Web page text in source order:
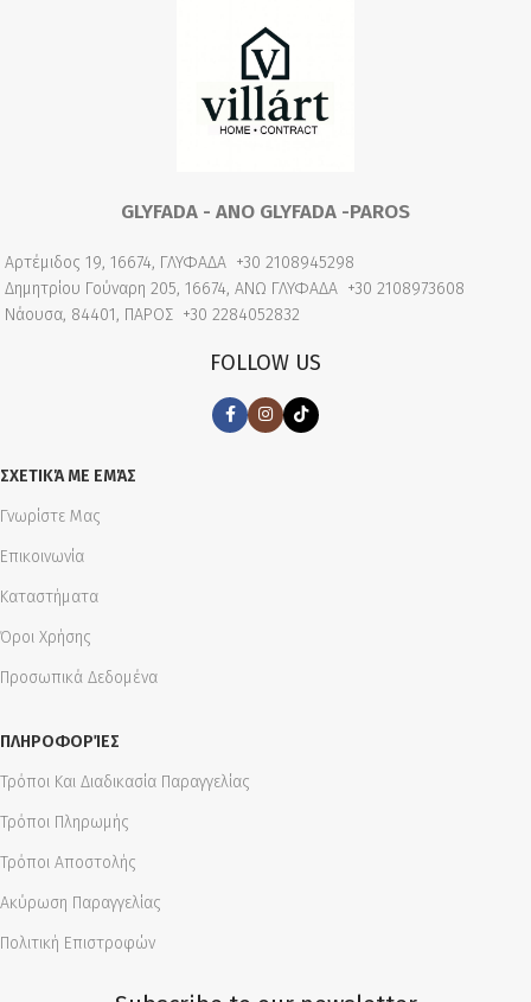
GLYFADA - ANO GLYFADA -PAROS
Αρτέμιδος 19, 16674, ΓΛΥΦΑΔΑ +30 2108945298
Δημητρίου Γούναρη 205, 16674, ΑΝΩ ΓΛΥΦΑΔΑ +30 2108973608
Νάουσα, 84401, ΠΑΡΟΣ +30 2284052832
FOLLOW US
ΣΧΕΤΙΚΆ ΜΕ ΕΜΆΣ
Γνωρίστε Μας
Επικοινωνία
Καταστήματα
Όροι Χρήσης
Προσωπικά Δεδομένα
ΠΛΗΡΟΦΟΡΊΕΣ
Τρόποι Και Διαδικασία Παραγγελίας
Τρόποι Πληρωμής
Τρόποι Αποστολής
Ακύρωση Παραγγελίας
Πολιτική Επιστροφών